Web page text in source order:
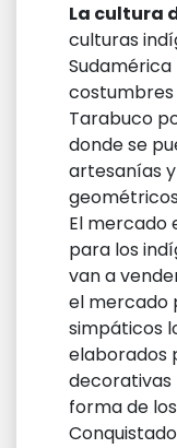
La cultura
culturas
costumbres
Tarabuco
donde se
artesanías
El mercado
para los
van a
el mercado
simpáticos
elaborados
decorativas
forma de